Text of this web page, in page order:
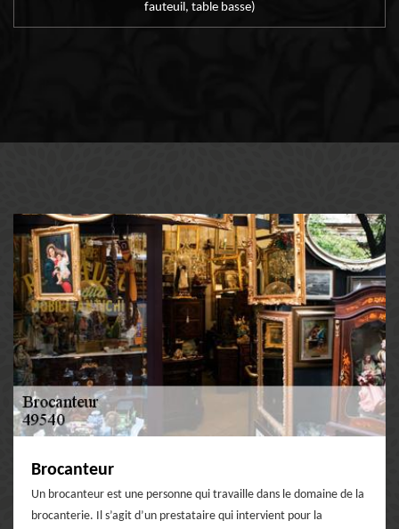
fauteuil, table basse)
Brocanteur
Un brocanteur est une personne qui travaille dans le domaine de la
brocanterie. Il s’agit d’un prestataire qui intervient pour la